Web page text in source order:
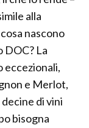
alla
nascono
La
eccezionali,
e Merlot,
di vini
bisogna